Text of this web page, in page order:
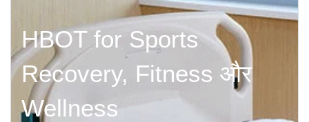
HBOT for Sports
Recovery, Fitness और
Wellness